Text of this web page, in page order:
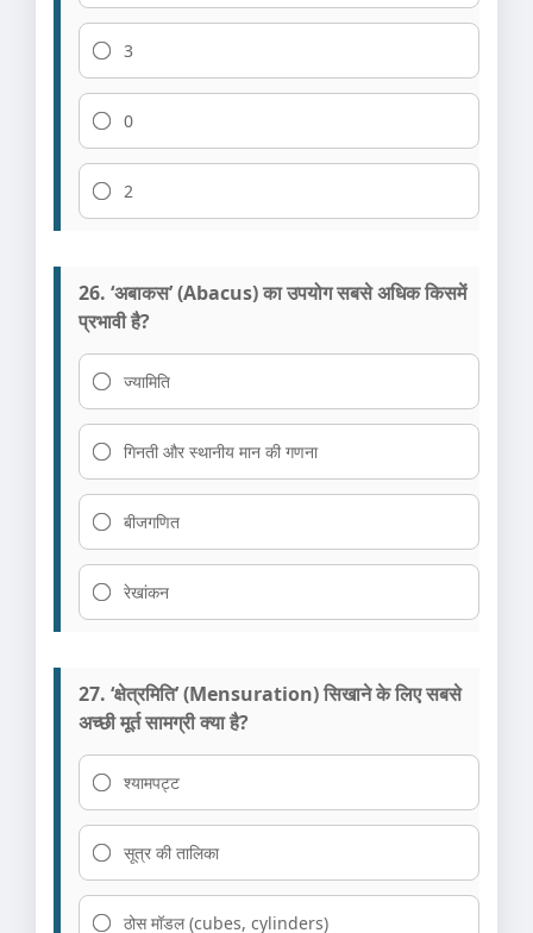
3
0
2
26. ‘अबाकस’ (Abacus) का उपयोग सबसे अधिक किसमें
प्रभावी है?
ज्यामिति
गिनती और स्थानीय मान की गणना
बीजगणित
रेखांकन
27. ‘क्षेत्रमिति’ (Mensuration) सिखाने के लिए सबसे
अच्छी मूर्त सामग्री क्या है?
श्यामपट्ट
सूत्र की तालिका
ठोस मॉडल (cubes, cylinders)